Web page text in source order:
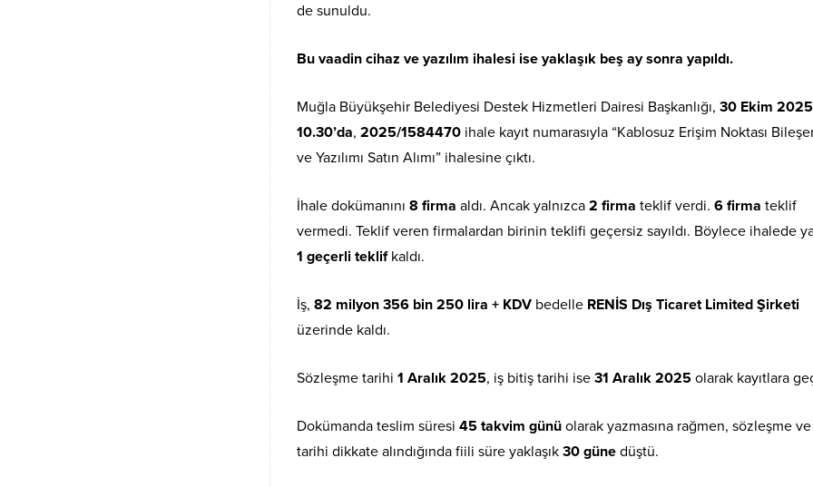
de sunuldu.
Bu vaadin cihaz ve yazılım ihalesi ise yaklaşık beş ay sonra yapıldı.
Muğla Büyükşehir Belediyesi Destek Hizmetleri Dairesi Başkanlığı, 30 Ekim
10.30’da, 2025/1584470 ihale kayıt numarasıyla “Kablosuz Erişim Noktası
ve Yazılımı Satın Alımı” ihalesine çıktı.
İhale dokümanını 8 firma aldı. Ancak yalnızca 2 firma teklif verdi. 6 firma teklif
vermedi. Teklif veren firmalardan birinin teklifi geçersiz sayıldı. Böylece ihalede
1 geçerli teklifkaldı.
İş, 82 milyon 356 bin 250 lira + KDV bedelle RENİS Dış Ticaret Limited Şirketi
üzerinde kaldı.
Sözleşme tarihi 1 Aralık 2025, iş bitiş tarihi ise 31 Aralık 2025 olarak kayıtlara
Dokümanda teslim süresi 45 takvim günü olarak yazmasına rağmen, sözleşme
tarihi dikkate alındığında fiili süre yaklaşık 30 güne düştü.